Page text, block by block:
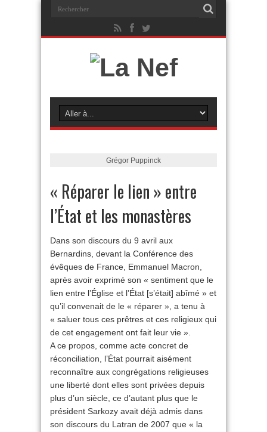
Grégor Puppinck
« Réparer le lien » entre
l’État et les monastères
Dans son discours du 9 avril aux
Bernardins, devant la Conférence des
évêques de France, Emmanuel Macron,
après avoir exprimé son « sentiment que le
lien entre l’Église et l’État [s’était] abîmé » et
qu’il convenait de le « réparer », a tenu à
« saluer tous ces prêtres et ces religieux qui
de cet engagement ont fait leur vie ».
A ce propos, comme acte concret de
réconciliation, l’État pourrait aisément
reconnaître aux congrégations religieuses
une liberté dont elles sont privées depuis
plus d’un siècle, ce d’autant plus que le
président Sarkozy avait déjà admis dans
son discours du Latran de 2007 que « la